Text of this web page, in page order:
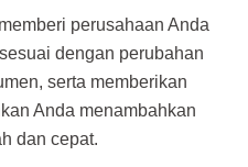
perusahaan Anda
dengan perubahan
serta memberikan
Anda menambahkan
dan cepat.